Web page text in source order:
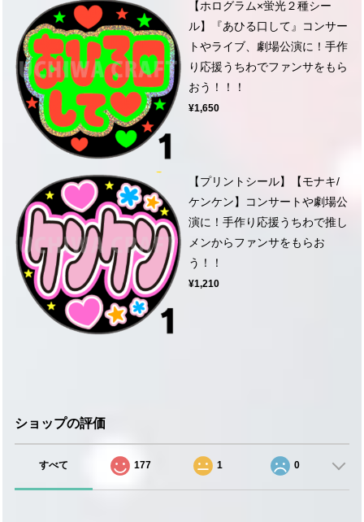
【ホログラム×蛍光２種シー
ル】『あひる口して』コンサー
トやライブ、劇場公演に！手作
り応援うちわでファンサをもら
おう！！！
¥1,650
【プリントシール】【モナキ/
ケンケン】コンサートや劇場公
演に！手作り応援うちわで推し
メンからファンサをもらお
う！！
¥1,210
ショップの評価
すべて 177 1 0